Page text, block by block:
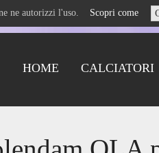
ne autorizzi l'uso. Scopri come
HOME CALCIATORI